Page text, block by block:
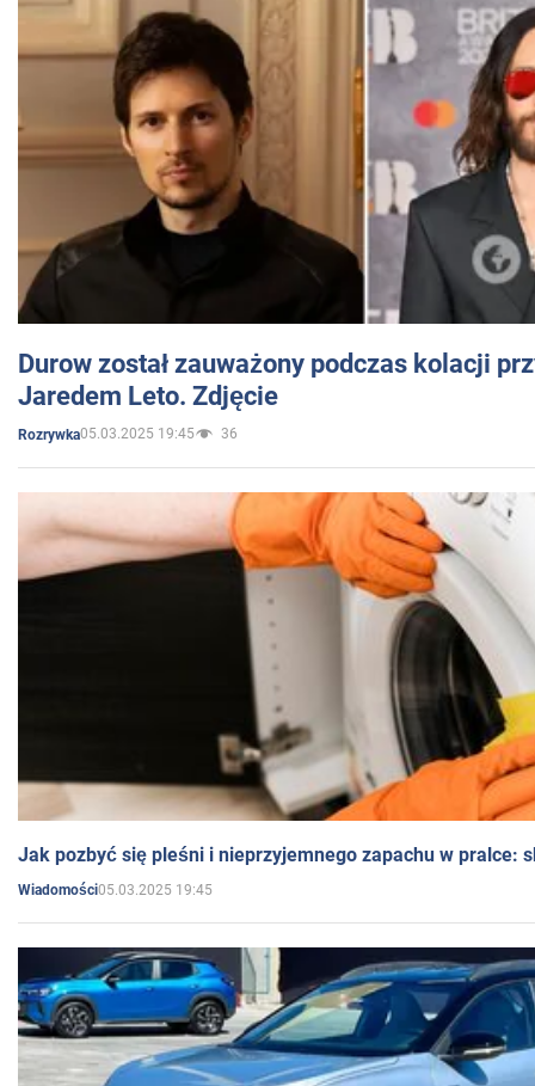
Durow został zauważony podczas kolacji
Jaredem Leto. Zdjęcie
Rozrywka05.03.2025 19:45 36
Jak pozbyć się pleśni i nieprzyjemnego zapachu w pralce:
Wiadomości05.03.2025 19:45